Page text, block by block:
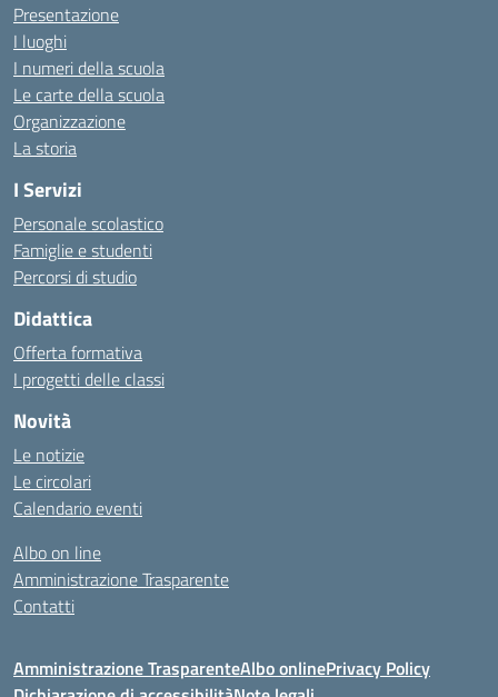
Presentazione
I luoghi
I numeri della scuola
Le carte della scuola
Organizzazione
La storia
I Servizi
Personale scolastico
Famiglie e studenti
Percorsi di studio
Didattica
Offerta formativa
I progetti delle classi
Novità
Le notizie
Le circolari
Calendario eventi
Albo on line
Amministrazione Trasparente
Contatti
Amministrazione TrasparenteAlbo onlinePrivacy Policy